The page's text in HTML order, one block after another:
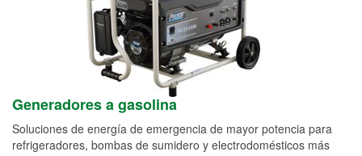
Generadores a gasolina
Soluciones de energía de emergencia de mayor potencia para
refrigeradores, bombas de sumidero y electrodomésticos más